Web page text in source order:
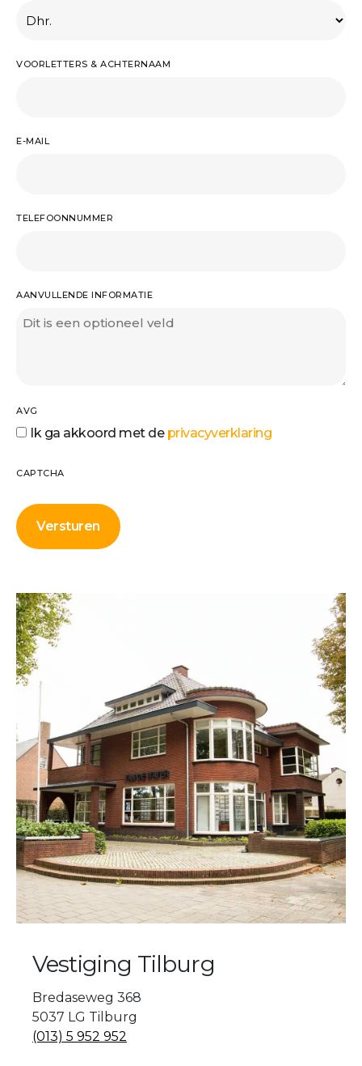
VOORLETTERS & ACHTERNAAM
E-MAIL
TELEFOONNUMMER
AANVULLENDE INFORMATIE
AVG
Ik ga akkoord met de privacyverklaring
CAPTCHA
Vestiging Tilburg
Bredaseweg 368
5037 LG Tilburg
(013) 5 952 952